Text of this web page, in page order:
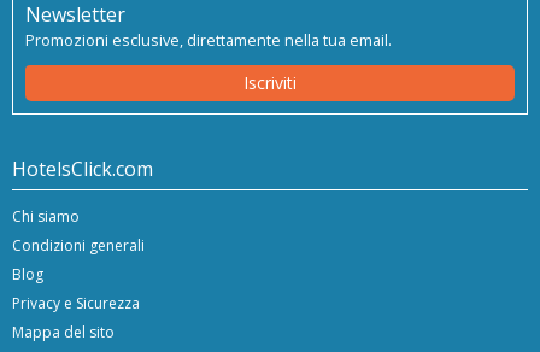
Newsletter
Promozioni esclusive, direttamente nella tua email.
Iscriviti
HotelsClick.com
Chi siamo
Condizioni generali
Blog
Privacy e Sicurezza
Mappa del sito